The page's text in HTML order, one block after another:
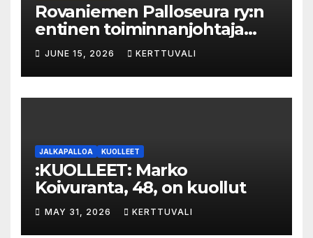
Rovaniemen Palloseura ry:n
entinen toiminnanjohtaja
tuo­mit­tiin neljän kuu­kau­den
eh­dol­li­seen van­keu­teen ka­
val­luk­ses­ta – syyte mak­su­vä­li­
ne­pe­tok­ses­ta hy­lät­tiin
JUNE 15, 2026 KERTTUVALI
JALKAPALLOA KUOLLEET
:KUOLLEET: Marko
Koivuranta, 48, on kuollut
MAY 31, 2026 KERTTUVALI